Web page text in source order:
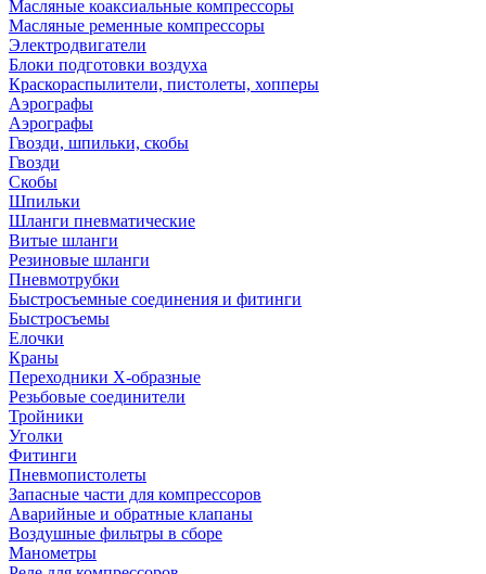
Масляные коаксиальные компрессоры
Масляные ременные компрессоры
Электродвигатели
Блоки подготовки воздуха
Краскораспылители, пистолеты, хопперы
Аэрографы
Аэрографы
Гвозди, шпильки, скобы
Гвозди
Скобы
Шпильки
Шланги пневматические
Витые шланги
Резиновые шланги
Пневмотрубки
Быстросъемные соединения и фитинги
Быстросъемы
Елочки
Краны
Переходники Х-образные
Резьбовые соединители
Тройники
Уголки
Фитинги
Пневмопистолеты
Запасные части для компрессоров
Аварийные и обратные клапаны
Воздушные фильтры в сборе
Манометры